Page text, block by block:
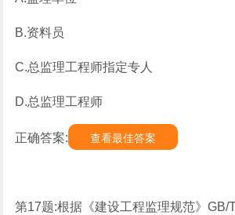
B.资料员
C.总监理工程师指定专人
D.总监理工程师
正确答案: 查看最佳答案
第17题:根据《建设工程监理规范》GB/